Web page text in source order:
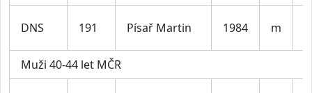
DNS 191 Písař Martin 1984 m
Muži 40-44 let MČR